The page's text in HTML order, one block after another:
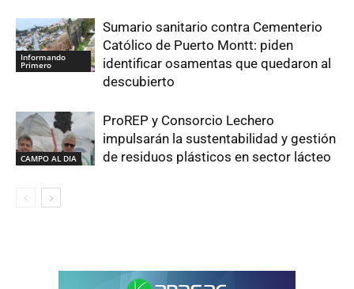
Informando
Primero
Sumario sanitario contra Cementerio
Católico de Puerto Montt: piden
identificar osamentas que quedaron al
descubierto
CAMPO AL DIA
ProREP y Consorcio Lechero
impulsarán la sustentabilidad y gestión
de residuos plásticos en sector lácteo